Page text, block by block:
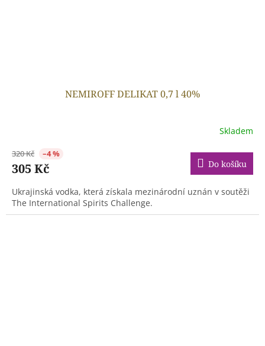
NEMIROFF DELIKAT 0,7 l 40%
Skladem
320 Kč –4 %
305 Kč Do košíku
Ukrajinská vodka, která získala mezinárodní uznán v soutěži
The International Spirits Challenge.